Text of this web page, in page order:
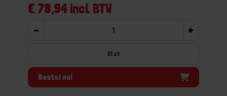
€ 78,94 incl. BTW
- +
Stuk
Bestel nu!